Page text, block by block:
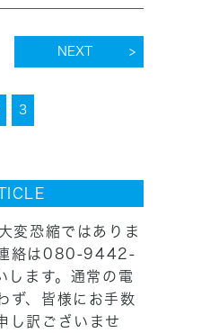
3
NEXT
変恐縮ではありま
連絡は080-9442-
ます。通常の電
ず、皆様にお手数
し訳ございませ